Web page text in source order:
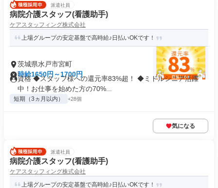
派遣社員
病院介護スタッフ(看護助手)
ケアスタッフィング株式会社
上場グループの安定基盤で高時給♪日払いOKです！
茨城県水戸市宮町
時給1650円～1700円
資格 ◆スタッフ様への還元率83%超！ ◆ミドルシニア活躍
中！お仕事を始めた方の70%...
短期（3ヵ月以内） +28個
気になる
派遣社員
病院介護スタッフ(看護助手)
ケアスタッフィング株式会社
上場グループの安定基盤で高時給♪日払いOKです！